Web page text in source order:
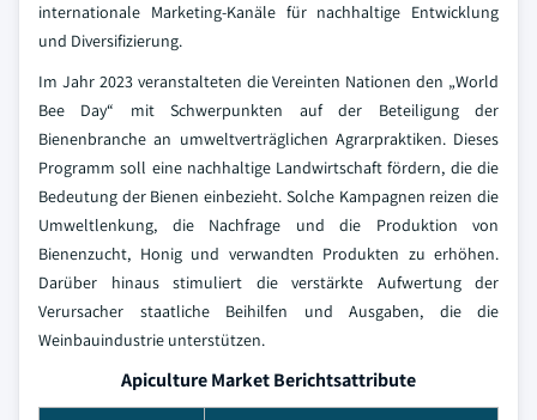
internationale Marketing-Kanäle für nachhaltige Entwicklung
und Diversifizierung.
Im Jahr 2023 veranstalteten die Vereinten Nationen den „World
Bee Day“ mit Schwerpunkten auf der Beteiligung der
Bienenbranche an umweltverträglichen Agrarpraktiken. Dieses
Programm soll eine nachhaltige Landwirtschaft fördern, die die
Bedeutung der Bienen einbezieht. Solche Kampagnen reizen die
Umweltlenkung, die Nachfrage und die Produktion von
Bienenzucht, Honig und verwandten Produkten zu erhöhen.
Darüber hinaus stimuliert die verstärkte Aufwertung der
Verursacher staatliche Beihilfen und Ausgaben, die die
Weinbauindustrie unterstützen.
Apiculture Market Berichtsattribute